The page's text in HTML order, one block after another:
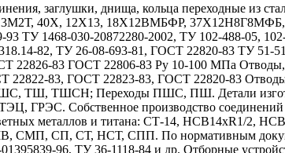
заглушки, днища, кольца переходные из
40Х, 12Х13, 18Х12ВМБФР,
ТУ 1468-030-20872280-2002, ТУ 102-488-05,
82, ТУ 26-08-693-81, ГОСТ 22820-83 ТУ 51-
22826-83 ГОСТ 22806-83 Ру 10-100 МПа Отводы,
22822-83, ГОСТ 22823-83, ГОСТ 22820-83
ТШ, ТШСН; Переходы ПШС, ПШ. Детали
ГРЭС. Собственное производство соединений
металлов и титана: СТ-14, НСВ14хR1/2,
СП, СТ, НСТ, СПП. По нормативным
96, ТУ 36-1118-84 и др. Отборные